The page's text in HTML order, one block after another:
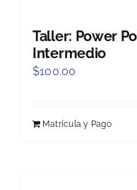
Taller: Power
Intermedio
$100.00
Matrícula y Pago